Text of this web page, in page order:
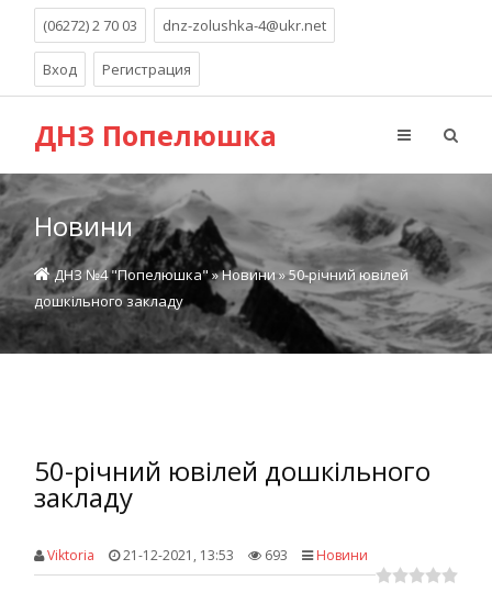
(06272) 2 70 03 dnz-zolushka-4@ukr.net
Вход Регистрация
ДНЗ Попелюшка
Новини
ДНЗ №4 "Попелюшка"»Новини» 50-річний ювілей
дошкільного закладу
50-річний ювілей дошкільного
закладу
Viktoria 21-12-2021, 13:53 693 Новини